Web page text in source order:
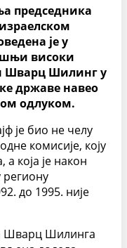
председника
је у
високи
Шварц Шилинг у
државе навео
одлуком.
је био не челу
комисије, коју
која је након
до 1995. није
Шварц Шилинга